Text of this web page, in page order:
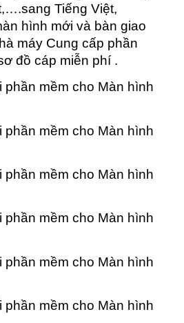
Tiếng Việt,
hình mới và bàn giao
máy Cung cấp phần
đồ cáp miễn phí .
phần mềm cho Màn hình
phần mềm cho Màn hình
phần mềm cho Màn hình
phần mềm cho Màn hình
phần mềm cho Màn hình
phần mềm cho Màn hình